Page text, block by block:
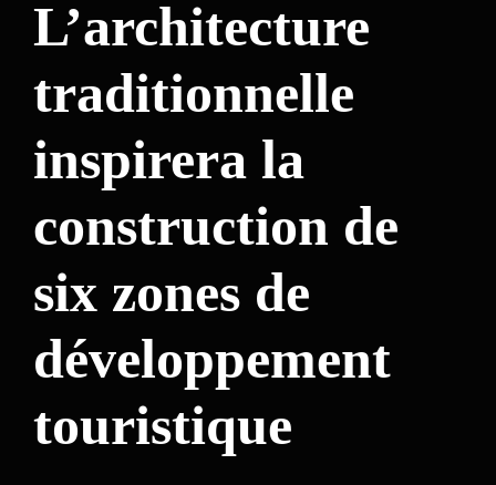
L’architecture
traditionnelle
inspirera la
construction de
six zones de
développement
touristique